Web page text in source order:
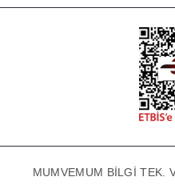
MUMVEMUM BİLGİ TEK.